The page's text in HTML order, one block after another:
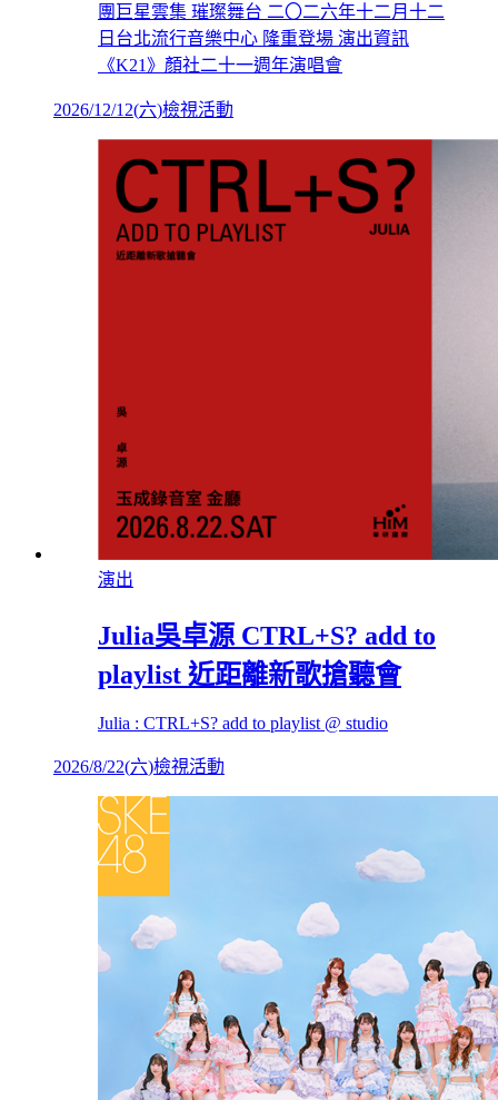
團巨星雲集 璀璨舞台 二〇二六年十二月十二
日台北流行音樂中心 隆重登場 演出資訊
《K21》顏社二十一週年演唱會
2026/12/12(六)檢視活動
演出
Julia吳卓源 CTRL+S? add to
playlist 近距離新歌搶聽會
Julia : CTRL+S? add to playlist @ studio
2026/8/22(六)檢視活動